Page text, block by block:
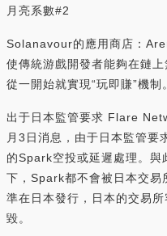
月亮系數#2
Solanavour的應用商店：
使傳統游戲開發者能夠在鏈
從一開始就實現“玩即賺”機制。
出于日本監管要求 Flare
月3日消息，由于日本監管
的Spark空投或延遲處理。與
下，Spark都不會被日本交易
準在日本發行，日本的交易
毀。